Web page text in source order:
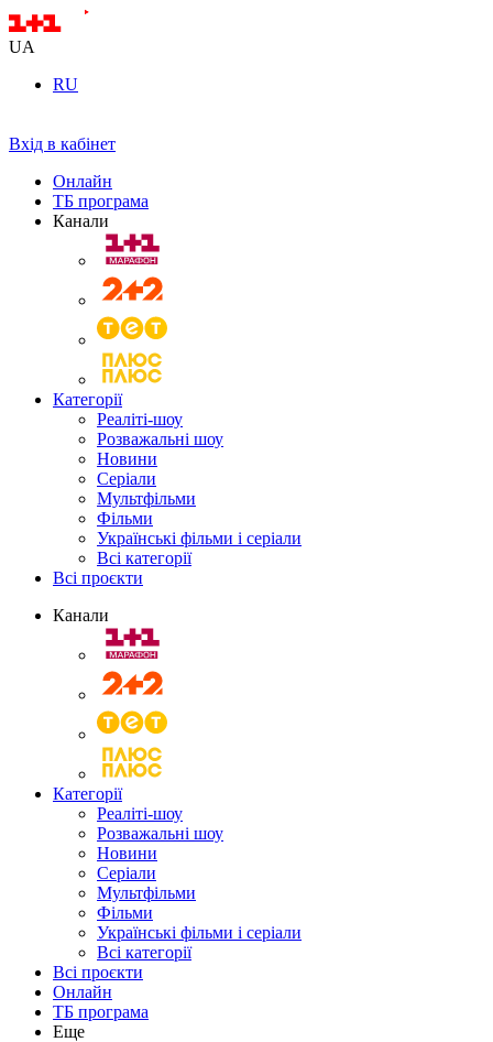
UA
RU
Вхід в кабінет
Онлайн
ТБ програма
Канали
Категорії
Реаліті-шоу
Розважальні шоу
Новини
Серіали
Мультфільми
Фільми
Українські фільми і серіали
Всі категорії
Всі проєкти
Канали
Категорії
Реаліті-шоу
Розважальні шоу
Новини
Серіали
Мультфільми
Фільми
Українські фільми і серіали
Всі категорії
Всі проєкти
Онлайн
ТБ програма
Еще